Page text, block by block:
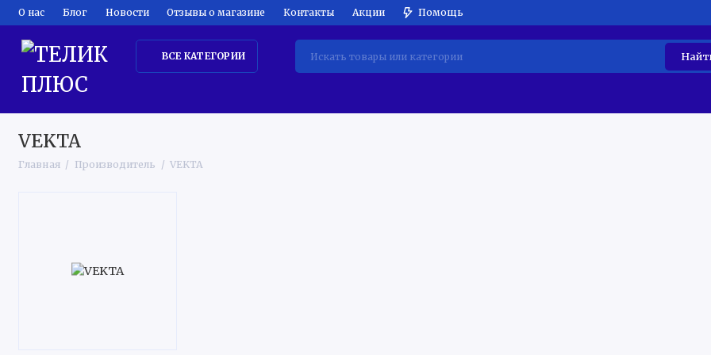
О нас Блог Новости Отзывы о магазине Контакты Акции Помощь
ВСЕ КАТЕГОРИИ
ТЕЛЕВИЗОРЫ
VEKTA
Главная Производитель VEKTA